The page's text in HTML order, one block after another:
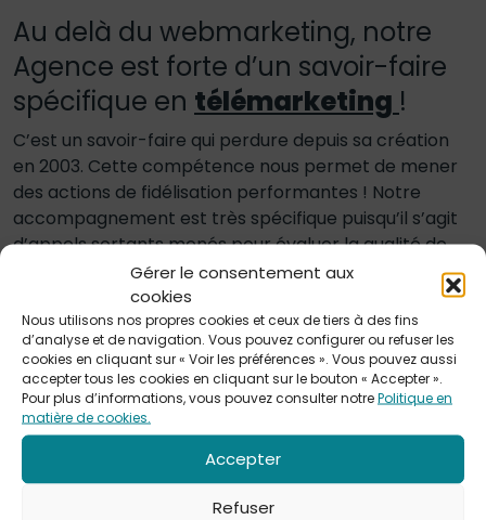
Gérer le consentement aux
cookies
Nous utilisons nos propres cookies et ceux de tiers à des fins
d’analyse et de navigation. Vous pouvez configurer ou refuser les
cookies en cliquant sur « Voir les préférences ». Vous pouvez aussi
accepter tous les cookies en cliquant sur le bouton « Accepter ».
Pour plus d’informations, vous pouvez consulter notrePolitique en
matière de cookies.
Accepter
Refuser
Au delà du webmarketing, notre
Agence est forte d’un savoir-faire
spécifique en télémarketing !
C’est un savoir-faire qui perdure depuis sa création
en 2003. Cette compétence nous permet de mener
des actions de fidélisation performantes ! Notre
accompagnement est très spécifique puisqu’il s’agit
d’appels sortants menés pour évaluer la qualité de
votre service ou bien fidéliser vos clients. N’hésitez
nous contacter
ILS NOUS ONT FAIT CONFIANCE